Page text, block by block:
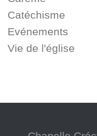
Catéchisme
Evénements
Vie de l'église